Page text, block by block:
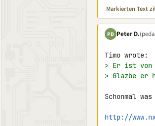
Markierten Text
PD Peter D.
> Er ist von
> Glazbe er
Schonmal
http://